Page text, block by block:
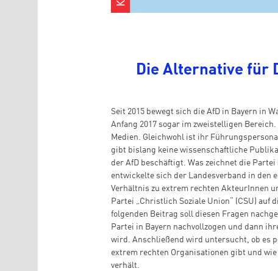
Die Alternative für
Seit 2015 bewegt sich die AfD in Bayern in
Anfang 2017 sogar im zweistelligen
Medien. Gleichwohl ist ihr
gibt bislang keine wissenschaftliche
der AfD beschäftigt. Was zeichnet die
entwickelte sich der Landesverband in den
Verhältnis zu extrem rechten AkteurInnen
Partei „Christlich Soziale Union“ (CSU)
folgenden Beitrag soll diesen Fragen
Partei in Bayern nachvollzogen und dann
wird. Anschließend wird untersucht, ob es
extrem rechten Organisationen gibt und
verhält.